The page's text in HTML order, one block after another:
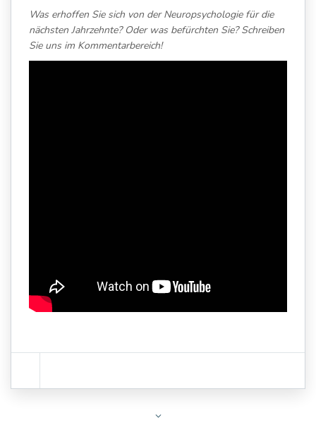
Was erhoffen Sie sich von der Neuropsychologie für die
nächsten Jahrzehnte? Oder was befürchten Sie? Schreiben
Sie uns im Kommentarbereich!